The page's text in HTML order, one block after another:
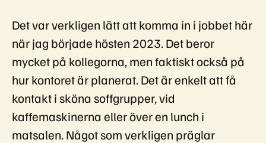
Det var verkligen lätt att komma in i jobbet här
när jag började hösten 2023. Det beror
mycket på kollegorna, men faktiskt också på
hur kontoret är planerat. Det är enkelt att få
kontakt i sköna soffgrupper, vid
kaffemaskinerna eller över en lunch i
matsalen. Något som verkligen präglar